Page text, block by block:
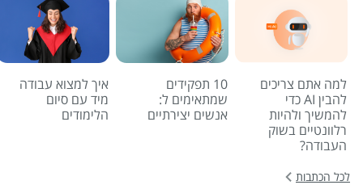
למה אתם צריכים
להבין AI כדי
להמשיך ולהיות
רלוונטיים בשוק
העבודה?
10 תפקידים
שמתאימים ל:
אנשים יצירתיים
איך למצוא עבודה
מיד עם סיום
הלימודים
לכל הכתבות